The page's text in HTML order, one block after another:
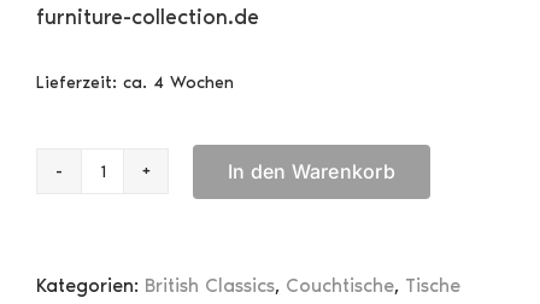
furniture-collection.de
Lieferzeit: ca. 4 Wochen
Authentic
Couchtisch
In den Warenkorb
Kategorien: British Classics, Couchtische, Tische